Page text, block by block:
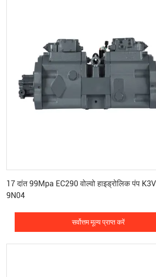
17 दांत 99Mpa EC290 वोल्वो हाइड्रोलिक पंप
9N04
सर्वोत्तम मूल्य प्राप्त करें